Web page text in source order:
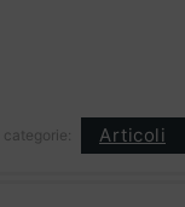
Articoli